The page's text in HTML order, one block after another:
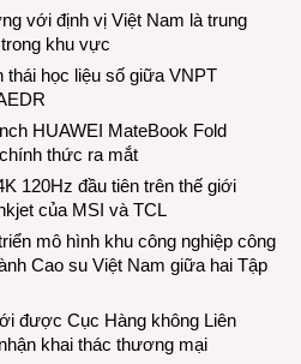
với định vị Việt Nam là trung
khu vực
thái học liệu số giữa VNPT
HUAWEI MateBook Fold
thức ra mắt
120Hz đầu tiên trên thế giới
của MSI và TCL
mô hình khu công nghiệp công
Cao su Việt Nam giữa hai Tập
được Cục Hàng không Liên
khai thác thương mại